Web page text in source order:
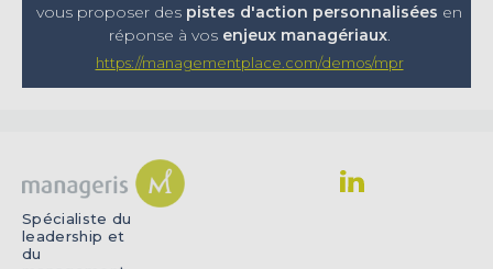
vous proposer des pistes d'action personnalisées en
réponse à vos enjeux managériaux.
https://managementplace.com/demos/mpr
Spécialiste du
leadership et
du